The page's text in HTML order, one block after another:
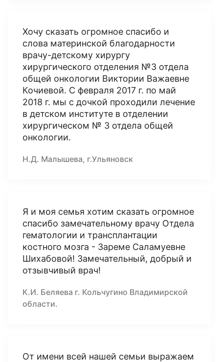
Хочу сказать огромное спасибо и
слова материнской благодарности
врачу-детскому хирургу
хирургического отделения №3 отдела
общей онкологии Виктории Важаевне
Кочиевой. С февраля 2017 г. по май
2018 г. мы с дочкой проходили лечение
в детском институте в отделении
хирургическом № 3 отдела общей
онкологии.
Н.Д. Малышева, г.Ульяновск
Я и моя семья хотим сказать огромное
спасибо замечательному врачу Отдела
гематологии и трансплантации
костного мозга - Зареме Саламуевне
Шихабовой! Замечательный, добрый и
отзывчивый врач!
К.И. Беляева г. Кольчугино Владимирской
области.
От имени всей нашей семьи выражаем